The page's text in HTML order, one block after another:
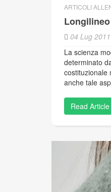
ARTICOLI
04 Lug 2011
La scienza
determinato
costituzionale
anche tale
Read Article